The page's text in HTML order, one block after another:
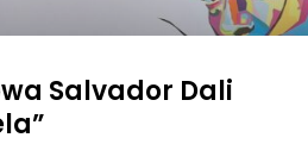
Salvador Dali